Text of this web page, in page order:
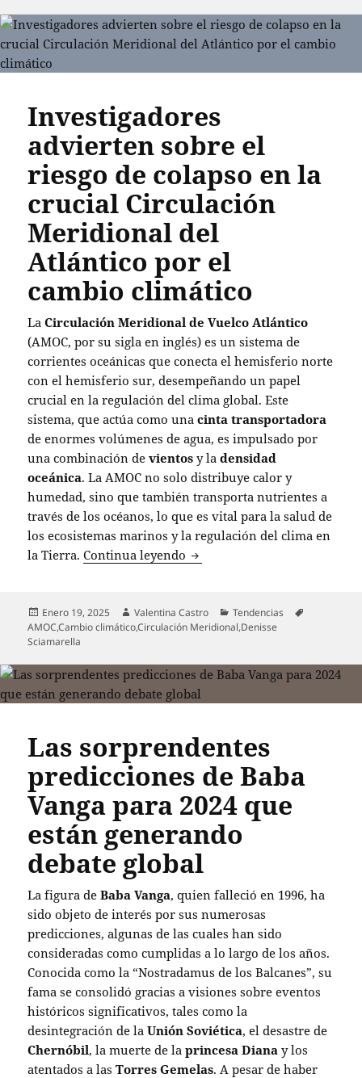
Investigadores
advierten sobre el
riesgo de colapso en la
crucial Circulación
Meridional del
Atlántico por el
cambio climático
LaCirculación Meridional de Vuelco Atlántico
(AMOC, por su sigla en inglés) es un sistema de
corrientes oceánicas que conecta el hemisferio norte
con el hemisferio sur, desempeñando un papel
crucial en la regulación del clima global. Este
sistema, que actúa como unacinta transportadora
de enormes volúmenes de agua, es impulsado por
una combinación devientos y ladensidad
oceánica. La AMOC no solo distribuye calor y
humedad, sino que también transporta nutrientes a
través de los océanos, lo que es vital para la salud de
los ecosistemas marinos y la regulación del clima en
la Tierra.Continua leyendo Investigadores advierten
Publicado
el
Enero 19, 2025 Autor
Valentina Castro Categorías
Tendencias
AMOC,Cambio climático,Circulación Meridional,Denisse
Sciamarella
Las sorprendentes
predicciones de Baba
Vanga para 2024 que
están generando
debate global
La figura deBaba Vanga, quien falleció en 1996, ha
sido objeto de interés por sus numerosas
predicciones, algunas de las cuales han sido
consideradas como cumplidas a lo largo de los años.
Conocida como la “Nostradamus de los Balcanes”, su
fama se consolidó gracias a visiones sobre eventos
históricos significativos, tales como la
desintegración de laUnión Soviética, el desastre de
Chernóbil, la muerte de laprincesa Diana y los
atentados a lasTorres Gemelas. A pesar de haber